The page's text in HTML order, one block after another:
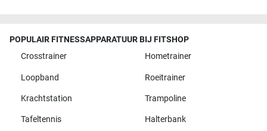
POPULAIR FITNESSAPPARATUUR BIJ FITSHOP
Crosstrainer
Hometrainer
Loopband Roeitrainer
Krachtstation Trampoline
Tafeltennis Halterbank